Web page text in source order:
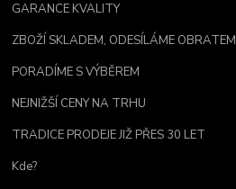
GARANCE KVALITY
ZBOŽÍ SKLADEM, ODESÍLÁME OBRATEM
PORADÍME S VÝBĚREM
NEJNIŽŠÍ CENY NA TRHU
TRADICE PRODEJE JIŽ PŘES 30 LET
Kde?